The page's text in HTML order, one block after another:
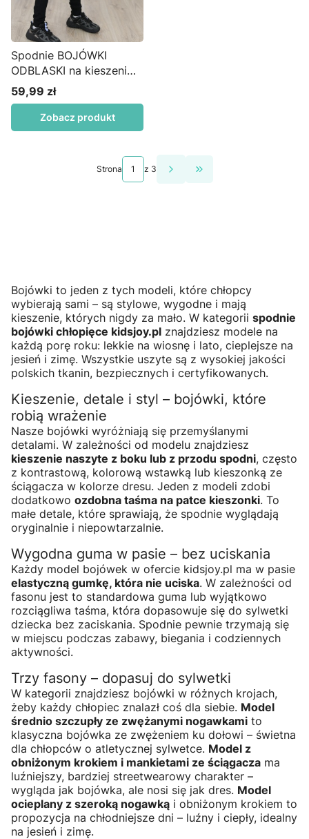
Spodnie BOJÓWKI
ODBLASKI na kieszeni
czarne S43
Cena
59,99 zł
Zobacz produkt
Strona z 3 Przejdź do ostatniej
Bojówki to jeden z tych modeli, które chłopcy
wybierają sami – są stylowe, wygodne i mają
kieszenie, których nigdy za mało. W kategorii spodnie
bojówki chłopięce kidsjoy.pl znajdziesz modele na
każdą porę roku: lekkie na wiosnę i lato, cieplejsze na
jesień i zimę. Wszystkie uszyte są z wysokiej jakości
polskich tkanin, bezpiecznych i certyfikowanych.
Kieszenie, detale i styl – bojówki, które
robią wrażenie
Nasze bojówki wyróżniają się przemyślanymi
detalami. W zależności od modelu znajdziesz
kieszenie naszyte z boku lub z przodu spodni, często
z kontrastową, kolorową wstawką lub kieszonką ze
ściągacza w kolorze dresu. Jeden z modeli zdobi
dodatkowo ozdobna taśma na patce kieszonki. To
małe detale, które sprawiają, że spodnie wyglądają
oryginalnie i niepowtarzalnie.
Wygodna guma w pasie – bez uciskania
Każdy model bojówek w ofercie kidsjoy.pl ma w pasie
elastyczną gumkę, która nie uciska. W zależności od
fasonu jest to standardowa guma lub wyjątkowo
rozciągliwa taśma, która dopasowuje się do sylwetki
dziecka bez zaciskania. Spodnie pewnie trzymają się
w miejscu podczas zabawy, biegania i codziennych
aktywności.
Trzy fasony – dopasuj do sylwetki
W kategorii znajdziesz bojówki w różnych krojach,
żeby każdy chłopiec znalazł coś dla siebie. Model
średnio szczupły ze zwężanymi nogawkami to
klasyczna bojówka ze zwężeniem ku dołowi – świetna
dla chłopców o atletycznej sylwetce. Model z
obniżonym krokiem i mankietami ze ściągacza ma
luźniejszy, bardziej streetwearowy charakter –
wygląda jak bojówka, ale nosi się jak dres. Model
ocieplany z szeroką nogawką i obniżonym krokiem to
propozycja na chłodniejsze dni – luźny i ciepły, idealny
na jesień i zimę.